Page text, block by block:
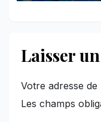
Laisser
Votre adresse de
Les champs